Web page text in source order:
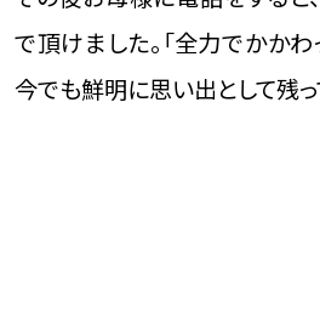
よ！」と家庭学習が必要性を
に姿勢が変わっていき、成績
合格という目標を叶えることが